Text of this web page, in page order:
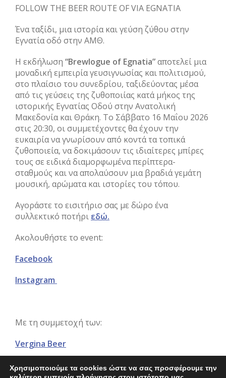
FOLLOW THE BEER ROUTE OF VIA EGNATIA
Ένα ταξίδι, μια ιστορία και γεύση ζύθου στην
Εγνατία οδό στην ΑΜΘ.
Η εκδήλωση “Brewlogue of Egnatia”αποτελεί μια
μοναδική εμπειρία γευσιγνωσίας και πολιτισμού,
στο πλαίσιο του συνεδρίου, ταξιδεύοντας μέσα
από τις γεύσεις της ζυθοποιίας κατά μήκος της
ιστορικής Εγνατίας Οδού στην Ανατολική
Μακεδονία και Θράκη. Το Σάββατο 16 Μαΐου 2026
στις 20:30, οι συμμετέχοντες θα έχουν την
ευκαιρία να γνωρίσουν από κοντά τα τοπικά
ζυθοποιεία, να δοκιμάσουν τις ιδιαίτερες μπίρες
τους σε ειδικά διαμορφωμένα περίπτερα-
σταθμούς και να απολαύσουν μια βραδιά γεμάτη
μουσική, αρώματα και ιστορίες του τόπου.
Αγοράστε το εισιτήριο σας με δώρο ένα
συλλεκτικό ποτήρι εδώ.
Ακολουθήστε το event:
Facebook
Instagram
Με τη συμμετοχή των:
Vergina Beer
Marmita Beer –Μικροζυθοποιία Καβάλας
Χρησιμοποιούμε τα cookies ώστε να σας προσφέρουμε την